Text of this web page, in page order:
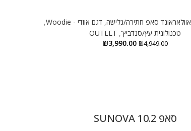
אוולאראונד סאפ חתירה/גלישה, דגם אוודי - Woodie
,
טכנולוגית עץ/סנדביץ',
OUTLET
₪4,949.00
₪3,990.00
סאפ 10.2 SUNOVA